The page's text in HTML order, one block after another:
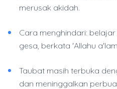
merusak akidah.
Cara menghindari:
gesa, berkata 'Allahu
Taubat masih terbuka
dan meninggalkan